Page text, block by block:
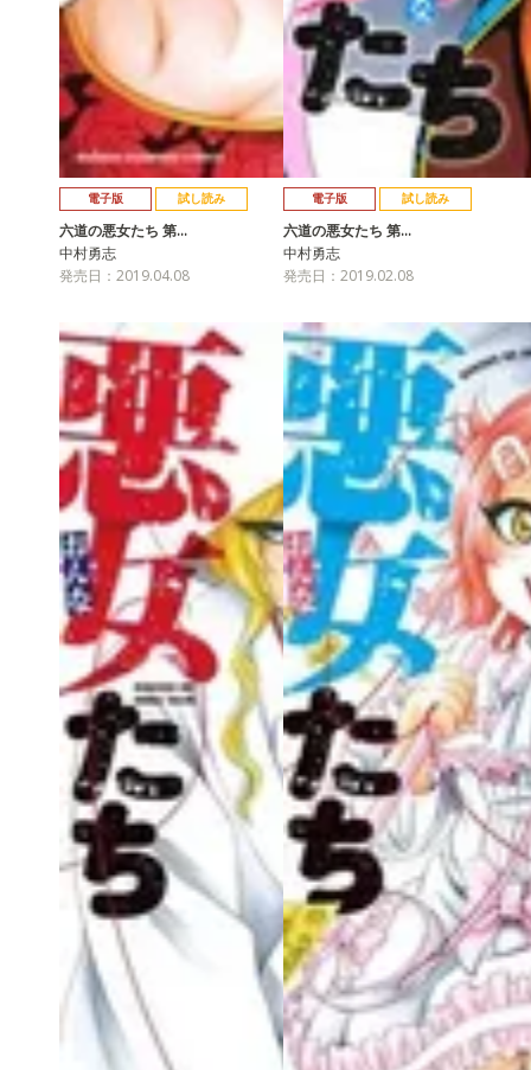
電子版 試し読み
六道の悪女たち 第…
中村勇志
発売日：2019.04.08
電子版 試し読み
六道の悪女たち 第…
中村勇志
発売日：2019.02.08